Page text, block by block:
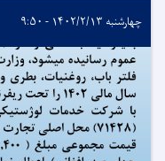
چهارشنبه ۱۴۰۲/۲/۱۳ - ۹:۵۰